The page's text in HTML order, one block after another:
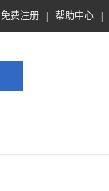
免费注册 帮助中心